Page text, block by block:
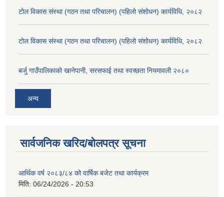
टोल विकास संस्था (गठन तथा परिचालन) (पहिलो संशोधन) कार्यविधि, २०८२
टोल विकास संस्था (गठन तथा परिचालन) (पहिलो संशोधन) कार्यविधि, २०८२
बर्जु गाउँपालिकाको खानेपानी, सरसफाई तथा स्वच्छता नियमावली २०८०
अन्य
सार्वजनिक खरिद/बोलपत्र सूचना
आर्थिक वर्ष २०८३/८४ को वार्षिक बजेट तथा कार्यक्रम
मिति: 06/24/2026 - 20:53